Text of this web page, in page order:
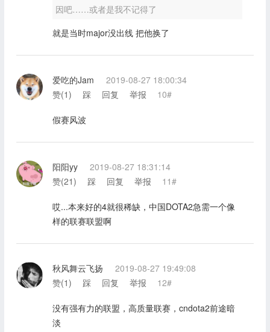
因吧……或者是我不记得了
就是当时major没出线 把他换了
爱吃的Jam
2019-08-27 18:00:34
赞(1) 踩 回复 举报 10#
假赛风波
阳阳yy
2019-08-27 18:31:14
赞(21) 踩 回复 举报 11#
哎...本来好的4就很稀缺，中国DOTA2急需一个像
样的联赛联盟啊
秋风舞云飞扬
2019-08-27 19:49:08
赞(1) 踩 回复 举报 12#
没有强有力的联盟，高质量联赛，cndota2前途暗
淡